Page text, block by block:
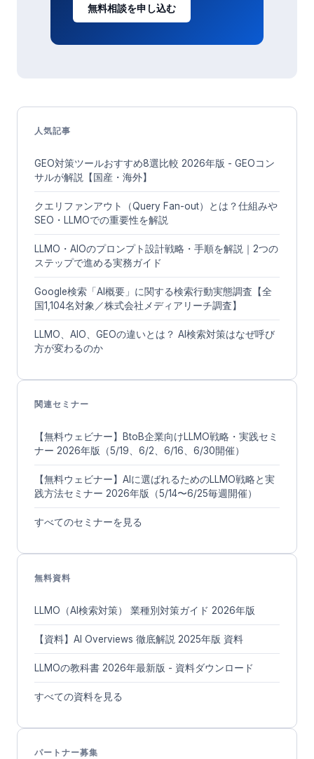
無料相談を申し込む
人気記事
GEO対策ツールおすすめ8選比較 2026年版 - GEOコン
サルが解説【国産・海外】
クエリファンアウト（Query Fan-out）とは？仕組みや
SEO・LLMOでの重要性を解説
LLMO・AIOのプロンプト設計戦略・手順を解説｜2つの
ステップで進める実務ガイド
Google検索「AI概要」に関する検索行動実態調査【全
国1,104名対象／株式会社メディアリーチ調査】
LLMO、AIO、GEOの違いとは？ AI検索対策はなぜ呼び
方が変わるのか
関連セミナー
【無料ウェビナー】BtoB企業向けLLMO戦略・実践セミ
ナー 2026年版（5/19、6/2、6/16、6/30開催）
【無料ウェビナー】AIに選ばれるためのLLMO戦略と実
践方法セミナー 2026年版（5/14〜6/25毎週開催）
すべてのセミナーを見る
無料資料
LLMO（AI検索対策） 業種別対策ガイド 2026年版
【資料】AI Overviews 徹底解説 2025年版 資料
LLMOの教科書 2026年最新版 - 資料ダウンロード
すべての資料を見る
パートナー募集